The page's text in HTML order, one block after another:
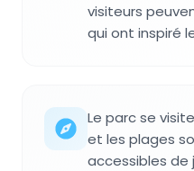
visiteurs
qui ont inspiré
Le parc se
et les plages
accessibles de